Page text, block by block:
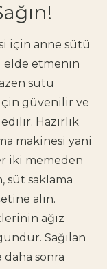
için anne sütü
elde etmenin
sütü
güvenilir ve
Hazırlık
makinesi yani
iki memeden
süt saklama
alın.
ağız
Sağılan
daha sonra